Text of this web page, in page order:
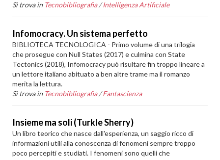
Si trova in Tecnobibliografia /Intelligenza Artificiale
Infomocracy. Un sistema perfetto
BIBLIOTECA TECNOLOGICA - Primo volume di una trilogia
che prosegue con Null States (2017) e culmina con State
Tectonics (2018), Infomocracy può risultare fin troppo lineare a
un lettore italiano abituato a ben altre trame ma il romanzo
merita la lettura.
Si trova in Tecnobibliografia /Fantascienza
Insieme ma soli (Turkle Sherry)
Un libro teorico che nasce dall'esperienza, un saggio ricco di
informazioni utili alla conoscenza di fenomeni sempre troppo
poco percepiti e studiati. I fenomeni sono quelli che